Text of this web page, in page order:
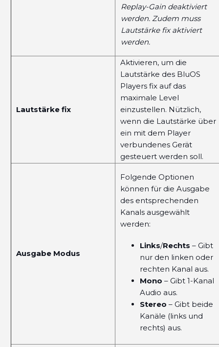
Replay-Gain deaktiviert
werden. Zudem muss
Lautstärke fix aktiviert
werden.
Lautstärke fix
Aktivieren, um die
Lautstärke des BluOS
Players fix auf das
maximale Level
einzustellen. Nützlich,
wenn die Lautstärke über
ein mit dem Player
verbundenes Gerät
gesteuert werden soll.
Ausgabe Modus
Folgende Optionen
können für die Ausgabe
des entsprechenden
Kanals ausgewählt
werden:
Links/Rechts – Gibt
nur den linken oder
rechten Kanal aus.
Mono – Gibt 1-Kanal
Audio aus.
Stereo – Gibt beide
Kanäle (links und
rechts) aus.